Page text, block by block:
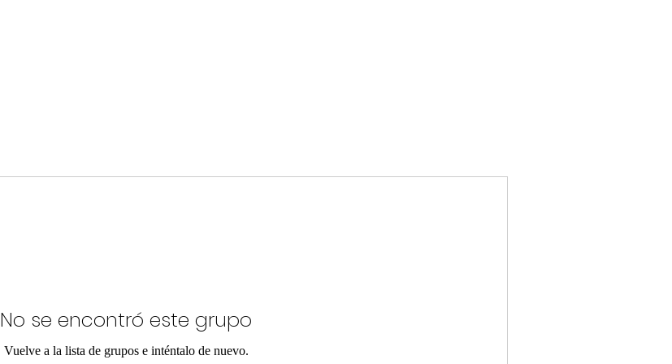
No se encontró este grupo
Vuelve a la lista de grupos e inténtalo de nuevo.